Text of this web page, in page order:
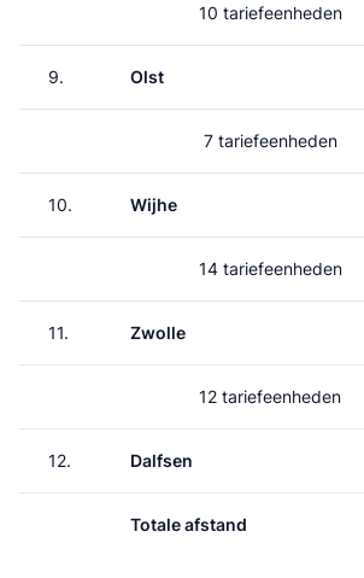
10 tariefeenheden
9. Olst
7 tariefeenheden
10. Wijhe
14 tariefeenheden
11. Zwolle
12 tariefeenheden
12. Dalfsen
Totale afstand